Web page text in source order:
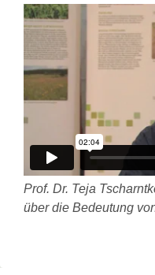
Vielfalt
Prof. Dr. Teja
über die Bedeutung